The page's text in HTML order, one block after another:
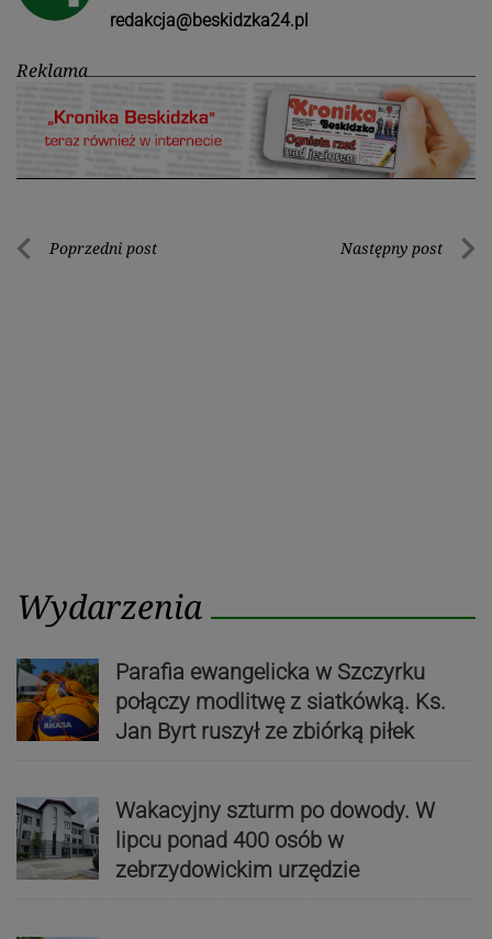
redakcja@beskidzka24.pl
Reklama
Nawigacja
Poprzedni post Następny post
Wydarzenia
Parafia ewangelicka w Szczyrku
połączy modlitwę z siatkówką. Ks.
Jan Byrt ruszył ze zbiórką piłek
Wakacyjny szturm po dowody. W
lipcu ponad 400 osób w
zebrzydowickim urzędzie